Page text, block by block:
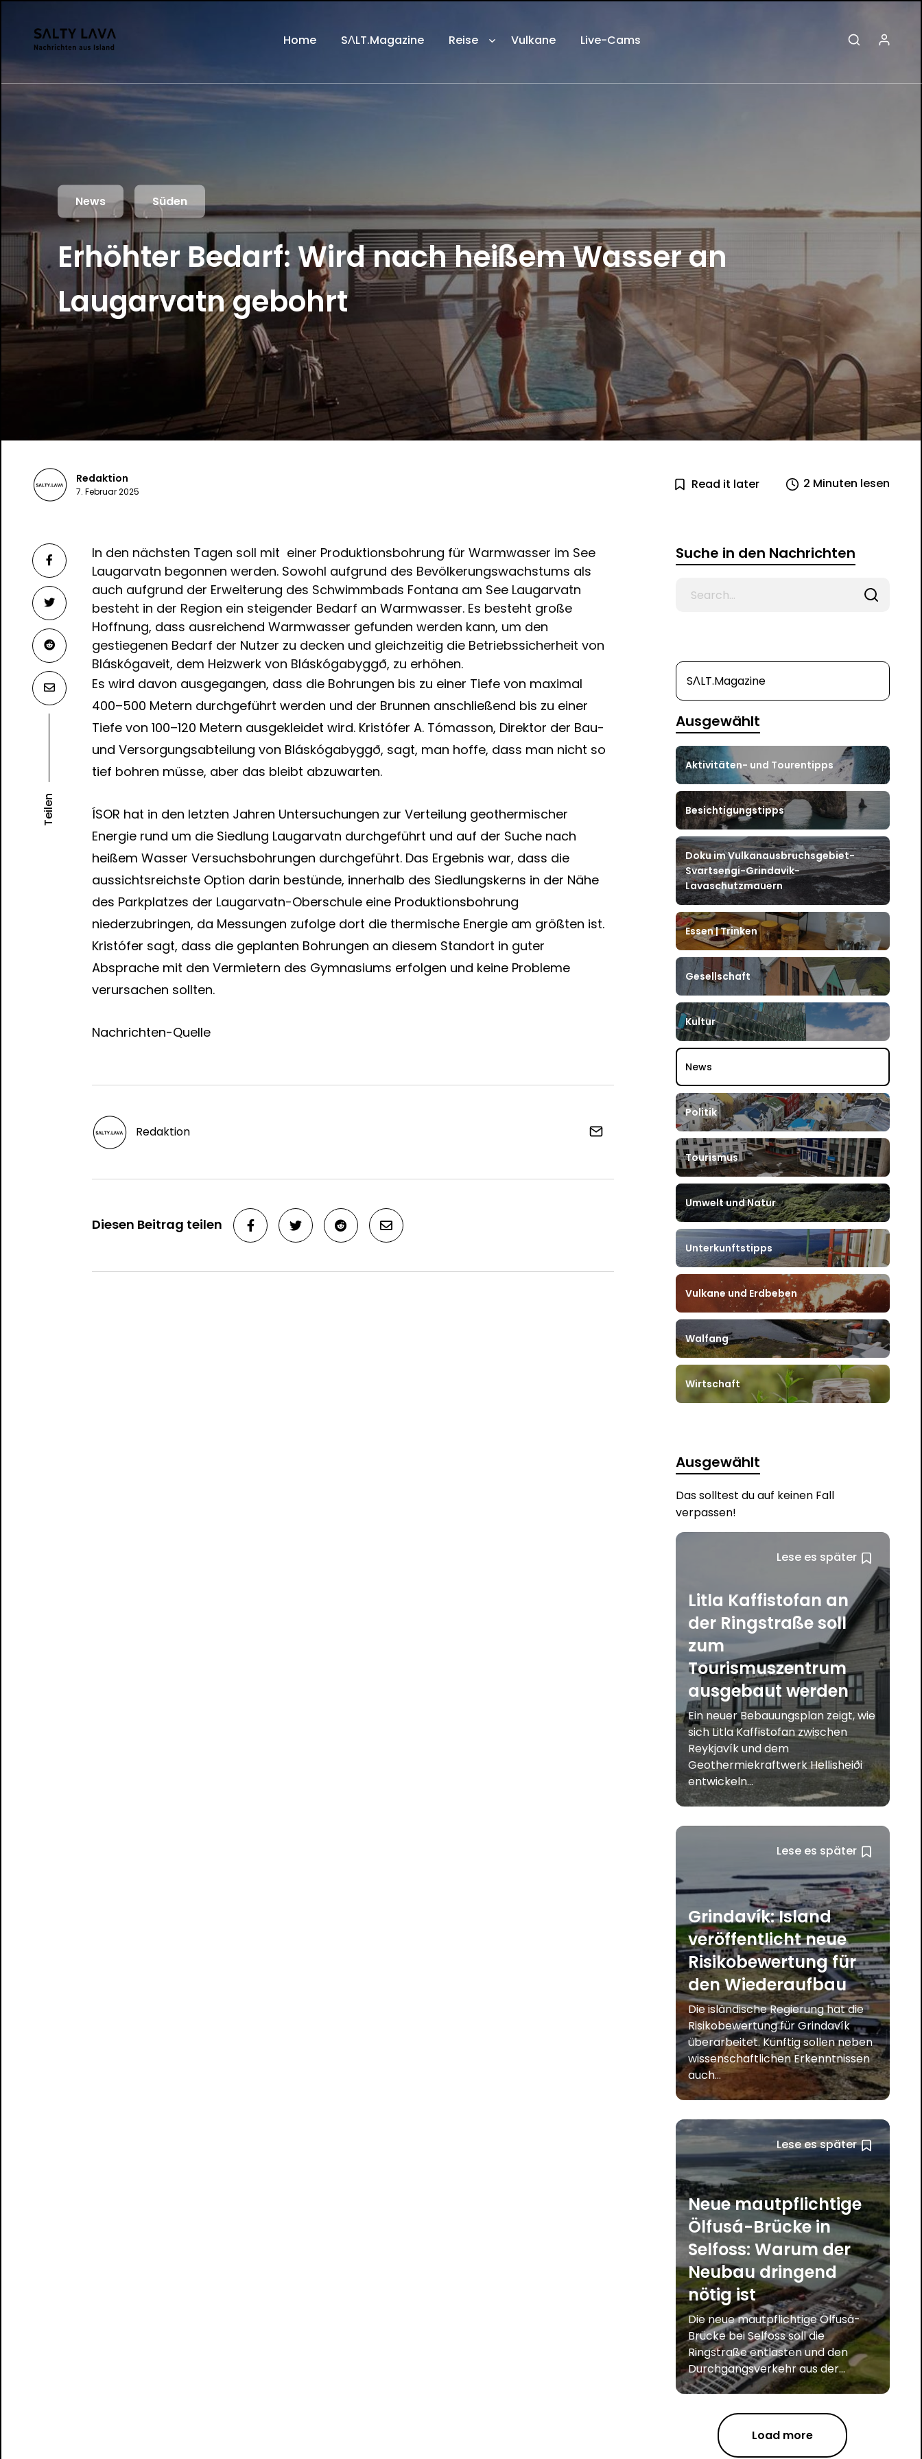
Home SΛLT.Magazine Reise Vulkane Live-Cams
News Süden
Erhöhter Bedarf: Wird nach heißem Wasser an
Laugarvatn gebohrt
Redaktion
7. Februar 2025 Read it later 2 Minuten lesen
In den nächsten Tagen soll mit einer Produktionsbohrung für Warmwasser im See
Laugarvatn begonnen werden. Sowohl aufgrund des Bevölkerungswachstums als
auch aufgrund der Erweiterung des Schwimmbads Fontana am See Laugarvatn
besteht in der Region ein steigender Bedarf an Warmwasser. Es besteht große
Hoffnung, dass ausreichend Warmwasser gefunden werden kann, um den
gestiegenen Bedarf der Nutzer zu decken und gleichzeitig die Betriebssicherheit von
Bláskógaveit, dem Heizwerk von Bláskógabyggð, zu erhöhen.
Es wird davon ausgegangen, dass die Bohrungen bis zu einer Tiefe von maximal
400–500 Metern durchgeführt werden und der Brunnen anschließend bis zu einer
Tiefe von 100–120 Metern ausgekleidet wird. Kristófer A. Tómasson, Direktor der Bau-
und Versorgungsabteilung von Bláskógabyggð, sagt, man hoffe, dass man nicht so
tief bohren müsse, aber das bleibt abzuwarten.
ÍSOR hat in den letzten Jahren Untersuchungen zur Verteilung geothermischer
Energie rund um die Siedlung Laugarvatn durchgeführt und auf der Suche nach
heißem Wasser Versuchsbohrungen durchgeführt. Das Ergebnis war, dass die
aussichtsreichste Option darin bestünde, innerhalb des Siedlungskerns in der Nähe
des Parkplatzes der Laugarvatn-Oberschule eine Produktionsbohrung
niederzubringen, da Messungen zufolge dort die thermische Energie am größten ist.
Kristófer sagt, dass die geplanten Bohrungen an diesem Standort in guter
Absprache mit den Vermietern des Gymnasiums erfolgen und keine Probleme
verursachen sollten.
Nachrichten-Quelle
Teilen
Redaktion
Diesen Beitrag teilen
Suche in den Nachrichten
SΛLT.Magazine
Ausgewählt
Aktivitäten- und Tourentipps
Besichtigungstipps
Doku im Vulkanausbruchsgebiet-
Svartsengi-Grindavik-
Lavaschutzmauern
Essen | Trinken
Gesellschaft
Kultur
News
Politik
Tourismus
Umwelt und Natur
Unterkunftstipps
Vulkane und Erdbeben
Walfang
Wirtschaft
Ausgewählt
Das solltest du auf keinen Fall
verpassen!
Lese es später
Litla Kaffistofan an
der Ringstraße soll
zum
Tourismuszentrum
ausgebaut werden
Ein neuer Bebauungsplan zeigt, wie
sich Litla Kaffistofan zwischen
Reykjavík und dem
Geothermiekraftwerk Hellisheiði
entwickeln...
Lese es später
Grindavík: Island
veröffentlicht neue
Risikobewertung für
den Wiederaufbau
Die isländische Regierung hat die
Risikobewertung für Grindavík
überarbeitet. Künftig sollen neben
wissenschaftlichen Erkenntnissen
auch...
Lese es später
Neue mautpflichtige
Ölfusá-Brücke in
Selfoss: Warum der
Neubau dringend
nötig ist
Die neue mautpflichtige Ölfusá-
Brücke bei Selfoss soll die
Ringstraße entlasten und den
Durchgangsverkehr aus der...
Load more